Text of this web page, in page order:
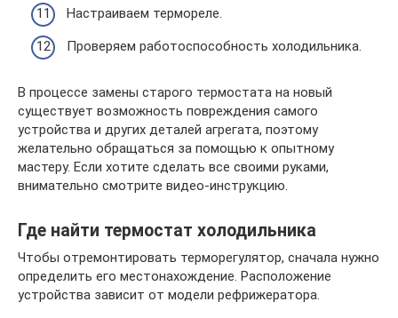
Настраиваем термореле.
Проверяем работоспособность холодильника.
В процессе замены старого термостата на новый
существует возможность повреждения самого
устройства и других деталей агрегата, поэтому
желательно обращаться за помощью к опытному
мастеру. Если хотите сделать все своими руками,
внимательно смотрите видео-инструкцию.
Где найти термостат холодильника
Чтобы отремонтировать терморегулятор, сначала нужно
определить его местонахождение. Расположение
устройства зависит от модели рефрижератора.